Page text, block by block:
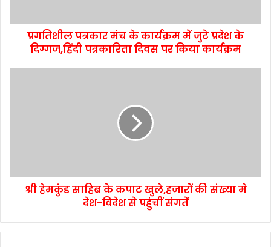
प्रगतिशील पत्रकार मंच के कार्यक्रम में जुटे प्रदेश के
दिग्गज,हिंदी पत्रकारिता दिवस पर किया कार्यक्रम
श्री हेमकुंड साहिब के कपाट खुले,हजारों की संख्या मे
देश-विदेश से पहुंचीं संगतें